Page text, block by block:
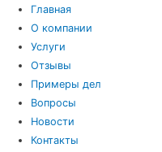
Главная
О компании
Услуги
Отзывы
Примеры дел
Вопросы
Новости
Контакты